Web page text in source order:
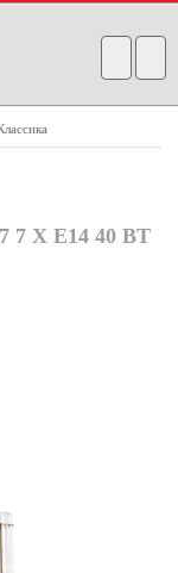
7 Х Е14 40 ВТ